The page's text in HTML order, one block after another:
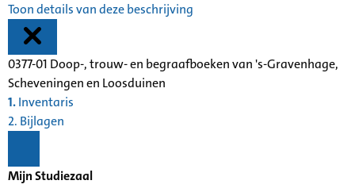
Toon details van deze beschrijving
0377-01 Doop-, trouw- en begraafboeken van 's-Gravenhage,
Scheveningen en Loosduinen
1.Inventaris
2. Bijlagen
Mijn Studiezaal